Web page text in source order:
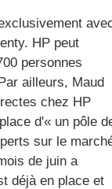
HP peut
personnes
ailleurs, Maud
chez HP
d'« un pôle
sur le
de juin a
déjà en place et